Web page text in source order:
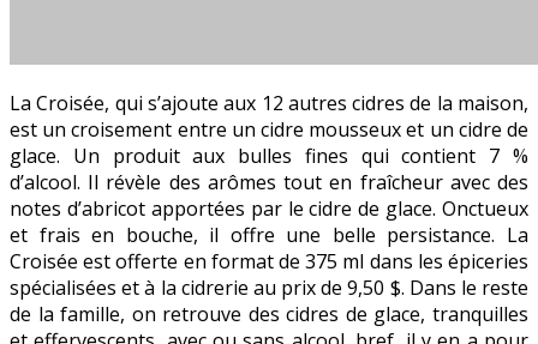
La Croisée, qui s’ajoute aux 12 autres cidres de la maison,
est un croisement entre un cidre mousseux et un cidre de
glace. Un produit aux bulles fines qui contient 7 %
d’alcool. Il révèle des arômes tout en fraîcheur avec des
notes d’abricot apportées par le cidre de glace. Onctueux
et frais en bouche, il offre une belle persistance. La
Croisée est offerte en format de 375 ml dans les épiceries
spécialisées et à la cidrerie au prix de 9,50 $. Dans le reste
de la famille, on retrouve des cidres de glace, tranquilles